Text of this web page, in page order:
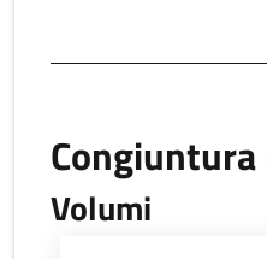
Volumi